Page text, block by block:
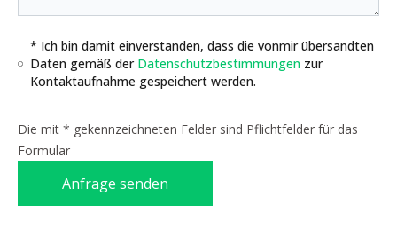
* Ich bin damit einverstanden, dass die vonmir übersandten
Daten gemäß der Datenschutzbestimmungen zur
Kontaktaufnahme gespeichert werden.
Die mit * gekennzeichneten Felder sind Pflichtfelder für das
Formular
Anfrage senden